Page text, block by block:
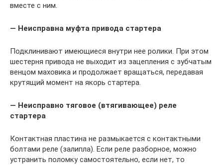
вместе с ним.
— Неисправна муфта привода стартера
Подклинивают имеющиеся внутри нее ролики. При этом
шестерня привода не выходит из зацепления с зубчатым
венцом маховика и продолжает вращаться, передавая
крутящий момент на якорь стартера.
— Неисправно тяговое (втягивающее) реле
стартера
Контактная пластина не размыкается с контактными
болтами реле (залипла). Если реле разборное, можно
устранить поломку самостоятельно, если нет, то